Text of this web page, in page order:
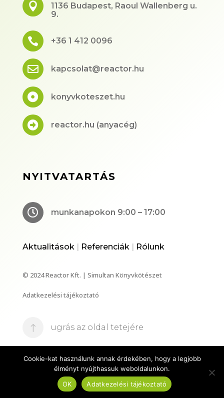

1136 Budapest, Raoul Wallenberg u.
9.
 +36 1 412 0096
 kapcsolat@reactor.hu
 konyvkoteszet.hu
 reactor.hu (anyacég)
NYITVATARTÁS
 munkanapokon 9:00 – 17:00
Aktualitások| Referenciák| Rólunk
© 2024 Reactor Kft. | Simultan Könyvkötészet
Adatkezelési tájékoztató
! ugrás az oldal tetejére
Cookie-kat használunk annak érdekében, hogy a legjobb
élményt nyújthassuk weboldalunkon.
OK
Adatkezelési tájékoztató